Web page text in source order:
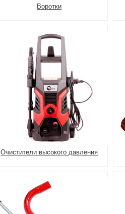
Воротки
Очистители высокого давления